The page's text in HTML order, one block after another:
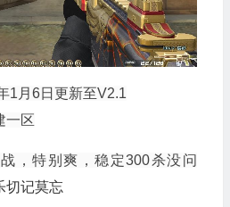
1月6日更新至V2.1
一区
，特别爽，稳定300杀没问
切记莫忘